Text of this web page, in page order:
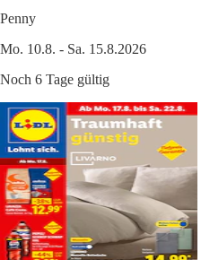
Penny
Mo. 10.8. - Sa. 15.8.2026
Noch 6 Tage gültig